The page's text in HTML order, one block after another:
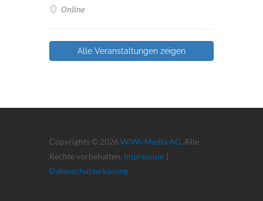
Online
Alle Veranstaltungen zeigen
Copyrights © 2026 WiWi-Media AG. Alle
Rechte vorbehalten. Impressum |
Datenschutzerkärung